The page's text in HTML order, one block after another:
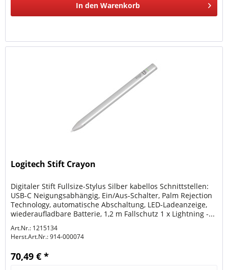
In den Warenkorb
Logitech Stift Crayon
Digitaler Stift Fullsize-Stylus Silber kabellos Schnittstellen:
USB-C Neigungsabhängig, Ein/Aus-Schalter, Palm Rejection
Technology, automatische Abschaltung, LED-Ladeanzeige,
wiederaufladbare Batterie, 1,2 m Fallschutz 1 x Lightning -...
Art.Nr.: 1215134
Herst.Art.Nr.:914-000074
70,49 € *